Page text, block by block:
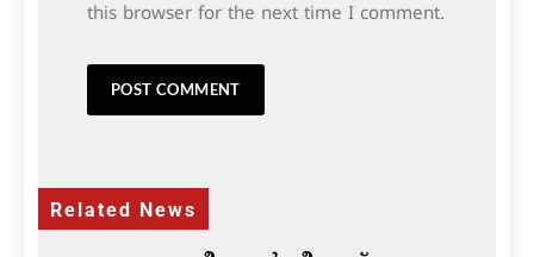
this browser for the next time I comment.
Related News